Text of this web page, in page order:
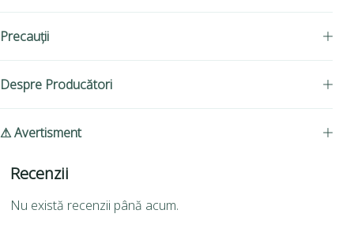
Precauții
Despre Producători
⚠ Avertisment
Recenzii
Nu există recenzii până acum.